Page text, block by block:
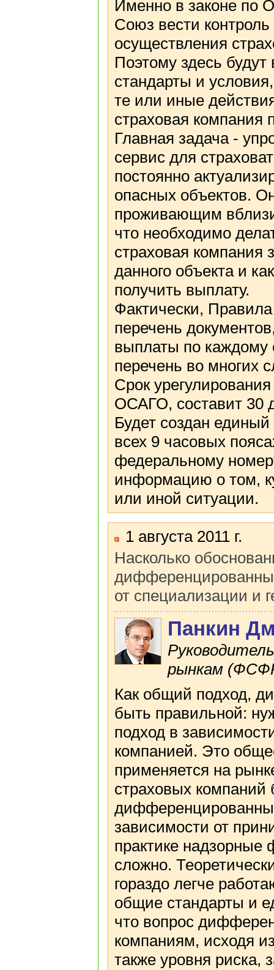
Именно в законе по
Союз вести
осуществления
Поэтому здесь
стандарты и
те или иные
страховая компания
Главная задача -
сервис для
постоянно
опасных объектов.
проживающим вблизи
что необходимо
страховая компания
данного объекта и
получить выплату.
Фактически,
перечень
выплаты по каждому
перечень во многих
Срок
ОСАГО, составит 30
Будет создан
всех 9 часовых
федеральному
информацию о том,
или иной ситуации.
1 августа 2011 г.
Насколько
от специализации и
Панкин
рынкам
Как общий подход,
быть правильной:
подход в
компанией. Это
применяется на
страховых
зависимости от
практике надзорные
сложно.
гораздо легче
общие стандарты и
что вопрос
компаниям, исходя
также уровня риска,